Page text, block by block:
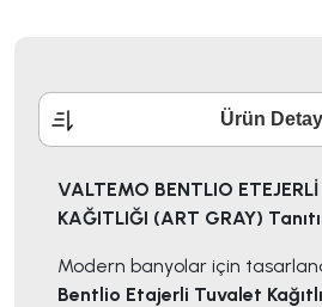
Ürün Detay
VALTEMO BENTLIO
KAĞITLIĞI (ART GRAY)
Modern banyolar için
Bentlio Etajerli Tuvalet